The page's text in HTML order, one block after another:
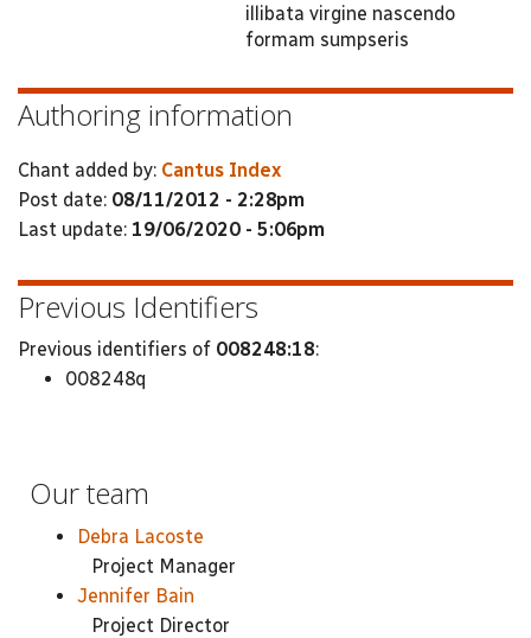
illibata virgine nascendo
formam sumpseris
Authoring information
Chant added by: Cantus Index
Post date: 08/11/2012 - 2:28pm
Last update: 19/06/2020 - 5:06pm
Previous Identifiers
Previous identifiers of 008248:18:
008248q
Our team
Debra Lacoste
Project Manager
Jennifer Bain
Project Director